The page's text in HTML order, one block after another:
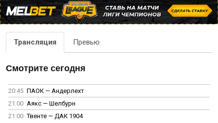
Трансляция Превью
Смотрите сегодня
20:45 ПАОК — Андерлехт
21:00 Аякс — Шелбурн
21:00 Твенте — ДАК 1904